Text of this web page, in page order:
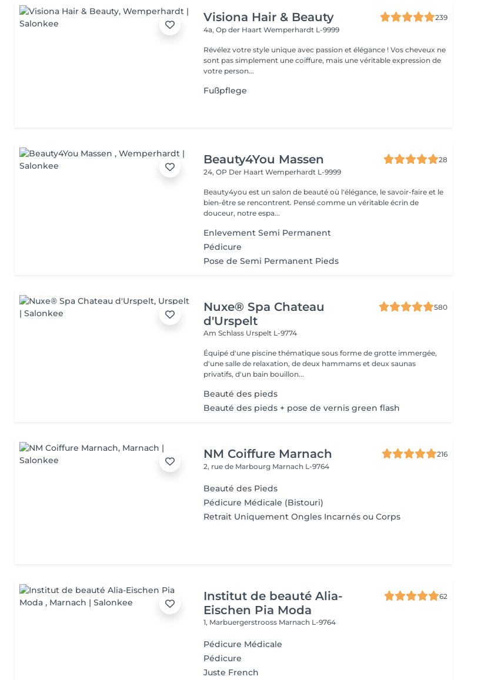
Visiona Hair & Beauty
239
4a, Op der HaartWemperhardt L-9999
Révélez votre style unique avec passion et élégance ! Vos cheveux ne
sont pas simplement une coiffure, mais une véritable expression de
votre person...
Fußpflege
Beauty4You Massen
28
24, OP Der HaartWemperhardt L-9999
Beauty4you est un salon de beauté où l'élégance, le savoir-faire et le
bien-être se rencontrent. Pensé comme un véritable écrin de
douceur, notre espa...
Enlevement Semi Permanent
Pédicure
Pose de Semi Permanent Pieds
Nuxe® Spa Chateau
d'Urspelt
580
Am Schlass Urspelt L-9774
Équipé d'une piscine thématique sous forme de grotte immergée,
d'une salle de relaxation, de deux hammams et deux saunas
privatifs, d'un bain bouillon...
Beauté des pieds
Beauté des pieds + pose de vernis green flash
NM Coiffure Marnach
216
2, rue de Marbourg Marnach L-9764
Beauté des Pieds
Pédicure Médicale (Bistouri)
Retrait Uniquement Ongles Incarnés ou Corps
Institut de beauté Alia-
Eischen Pia Moda
62
1, Marbuergerstrooss Marnach L-9764
Pédicure Médicale
Pédicure
Juste French